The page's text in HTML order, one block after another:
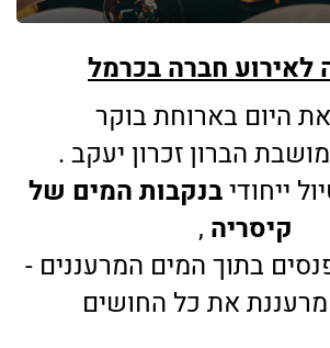
לאירוע חברה בכרמל
היום בארוחת בוקר
הברון זכרון יעקב .
ייחודיבנקבות המים של
קיסריה ,
בתוך המים המרעננים -
את כל החושים